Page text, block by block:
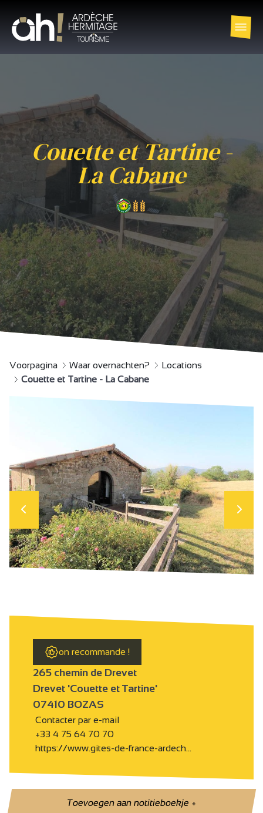
Couette et Tartine -
La Cabane
Voorpagina Waar overnachten?
Locations
Couette et Tartine - La Cabane
on recommande !
265 chemin de Drevet
Drevet 'Couette et Tartine'
07410 BOZAS
Contacter par e-mail
+33 4 75 64 70 70
https://www.gites-de-france-ardech…
Toevoegen aan notitieboekje+